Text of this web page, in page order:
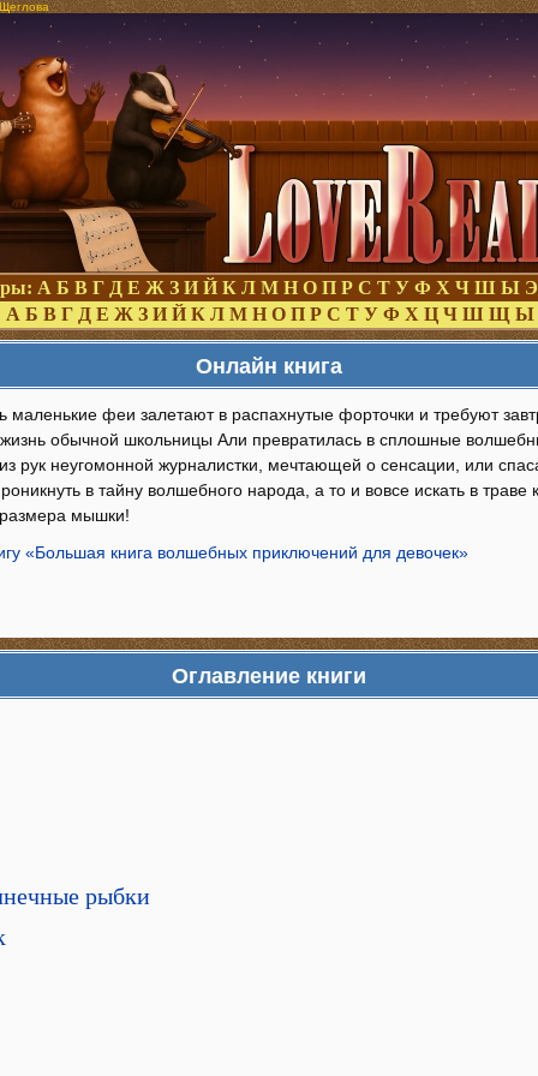
А Б В Г Д Е Ж З И Й К Л М Н О П Р С Т У Ф Х Ч Ш Ы Э
А Б В Г Д Е Ж З И Й К Л М Н О П Р С Т У Ф Х Ц Ч Ш Щ Ы
Онлайн книга
маленькие феи залетают в распахнутые форточки и требуют
обычной школьницы Али превратилась в сплошные
рук неугомонной журналистки, мечтающей о сенсации, или
в тайну волшебного народа, а то и вовсе искать в траве
мышки!
«Большая книга волшебных приключений для девочек»
Оглавление книги
рыбки